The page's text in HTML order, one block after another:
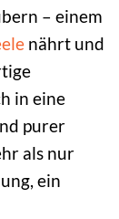
– einem
nährt und
in eine
purer
als nur
ein